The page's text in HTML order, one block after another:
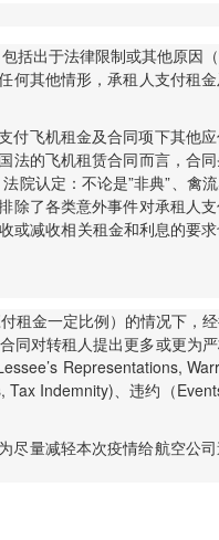
括出于法律限制或其他原因
其他情形，承租人支付租
飞机租金及合同项下其他
的飞机租赁合同而言，合
院认定：不论是”非典”、禽
了各类意外事件对承租人
减收相关租金和利息的要
金一定比例）的情况下，
对转租人提出更多或更为
Representations,
Indemnity)、违约（
量减轻本次疫情给航空公